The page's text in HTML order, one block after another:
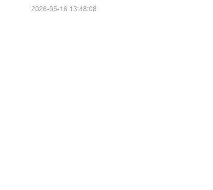
2026-05-16 13:48:08